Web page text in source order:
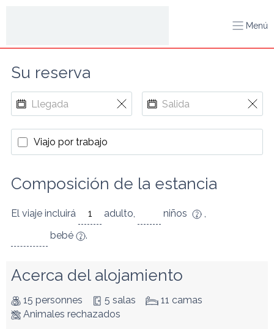
Menú
Su reserva
Viajo por trabajo
Composición de la estancia
El viaje incluirá adulto, niños
,
bebé
.
Acerca del alojamiento
15 personnes 5 salas
11 camas
Animales rechazados